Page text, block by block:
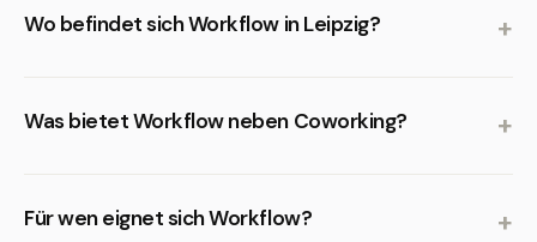
Wo befindet sich Workflow in Leipzig?
Was bietet Workflow neben Coworking?
Für wen eignet sich Workflow?